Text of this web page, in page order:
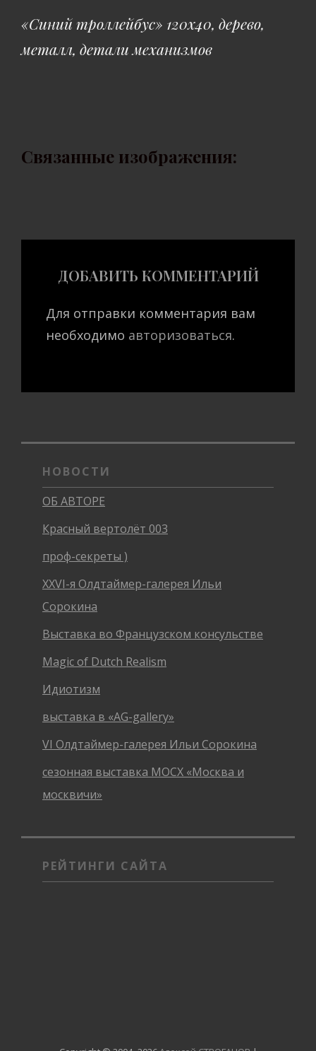
«Синий троллейбус» 120х40, дерево,
металл, детали механизмов
Связанные изображения:
ДОБАВИТЬ КОММЕНТАРИЙ
Для отправки комментария вам
необходимо авторизоваться.
НОВОСТИ
ОБ АВТОРЕ
Красный вертолёт 003
проф-секреты )
XXVI-я Олдтаймер-галерея Ильи
Сорокина
Выставка во Французском консульстве
Magic of Dutch Realism
Идиотизм
выставка в «AG-gallery»
VI Олдтаймер-галерея Ильи Сорокина
сезонная выставка МОСХ «Москва и
москвичи»
РЕЙТИНГИ САЙТА